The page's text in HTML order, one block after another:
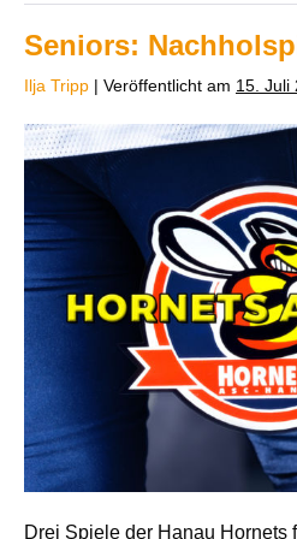
Seniors:
Ilja Tripp | Veröffentlicht am 15. Juli
Drei Spiele der Hanau Hornets